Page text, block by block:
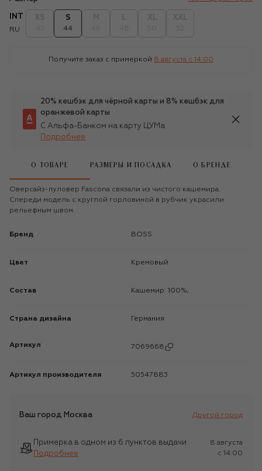
INT
RU
S
44
Получите заказ с примеркой 8 августа c 14:00
20% кешбэк для чёрной карты и 8% кешбэк для
оранжевой карты
С Альфа-Банком на карту ЦУМа
Подробнее
О ТОВАРЕ РАЗМЕРЫ И ПОСАДКА О БРЕНДЕ
Оверсайз-пуловер Fascona связали из чистого кашемира.
Спереди модель с круглой горловиной в рубчик украсили
рельефным швом.
Бренд BOSS
Цвет Кремовый
Состав Кашемир: 100%;
Страна дизайна Германия
Артикул 7069668
Артикул производителя 50547883
Ваш город Москва Другой город
Примерка в одном из 6 пунктов выдачи
Подробнее
8 августа
c 14:00